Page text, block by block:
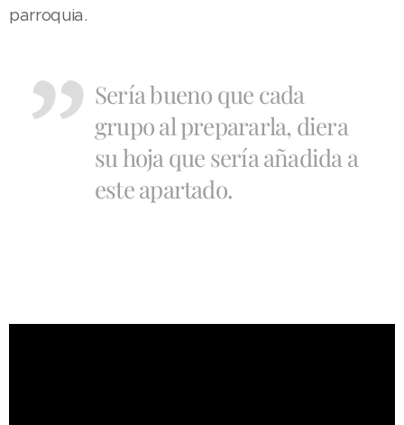
parroquia.
Sería bueno que cada
grupo al prepararla, diera
su hoja que sería añadida a
este apartado.